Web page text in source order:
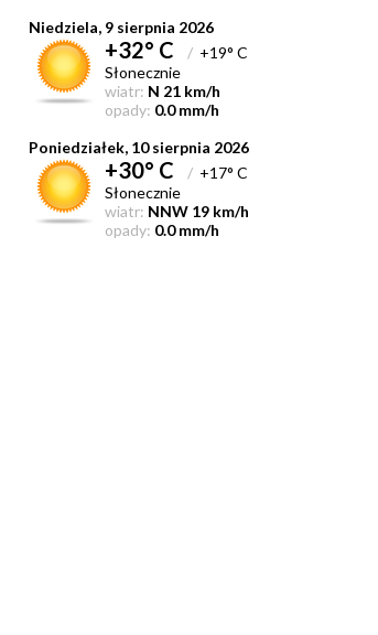
Niedziela, 9 sierpnia 2026
+32° C / +19° C
Słonecznie
wiatr: N 21 km/h
opady: 0.0 mm/h
Poniedziałek, 10 sierpnia 2026
+30° C / +17° C
Słonecznie
wiatr: NNW 19 km/h
opady: 0.0 mm/h